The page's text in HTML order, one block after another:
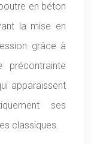
en béton
la mise en
grâce à
précontrainte
apparaissent
ses
classiques.